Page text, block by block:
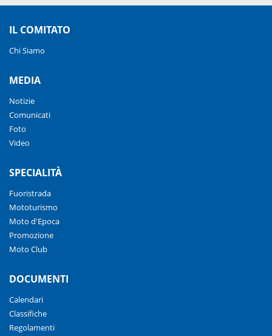
IL COMITATO
Chi Siamo
MEDIA
Notizie
Comunicati
Foto
Video
SPECIALITÀ
Fuoristrada
Mototurismo
Moto d'Epoca
Promozione
Moto Club
DOCUMENTI
Calendari
Classifiche
Regolamenti